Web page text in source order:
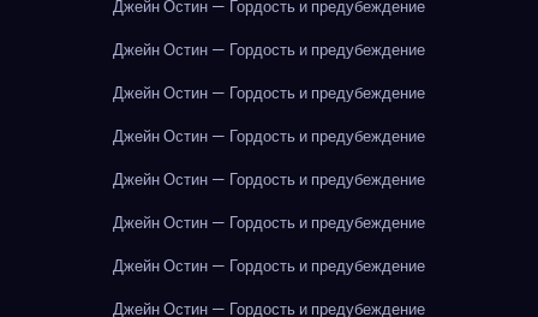
Джейн Остин — Гордость и предубеждение
Джейн Остин — Гордость и предубеждение
Джейн Остин — Гордость и предубеждение
Джейн Остин — Гордость и предубеждение
Джейн Остин — Гордость и предубеждение
Джейн Остин — Гордость и предубеждение
Джейн Остин — Гордость и предубеждение
Джейн Остин — Гордость и предубеждение